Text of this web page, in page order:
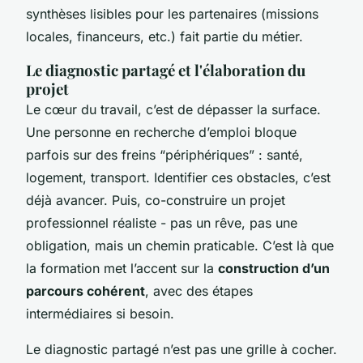
synthèses lisibles pour les partenaires (missions
locales, financeurs, etc.) fait partie du métier.
Le diagnostic partagé et l'élaboration du
projet
Le cœur du travail, c’est de dépasser la surface.
Une personne en recherche d’emploi bloque
parfois sur des freins “périphériques” : santé,
logement, transport. Identifier ces obstacles, c’est
déjà avancer. Puis, co-construire un projet
professionnel réaliste - pas un rêve, pas une
obligation, mais un chemin praticable. C’est là que
la formation met l’accent sur la construction d’un
parcours cohérent, avec des étapes
intermédiaires si besoin.
Le diagnostic partagé n’est pas une grille à cocher.